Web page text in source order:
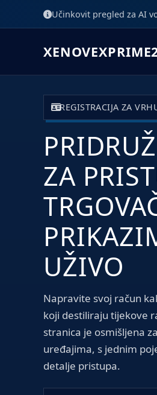
Učinkovit pregled za AI
REGISTRACIJA ZA
ZA
UŽIVO
Napravite svoj račun
koji destiliraju tijekove
stranica je osmišljena
uređajima, s jednim
detalje pristupa.